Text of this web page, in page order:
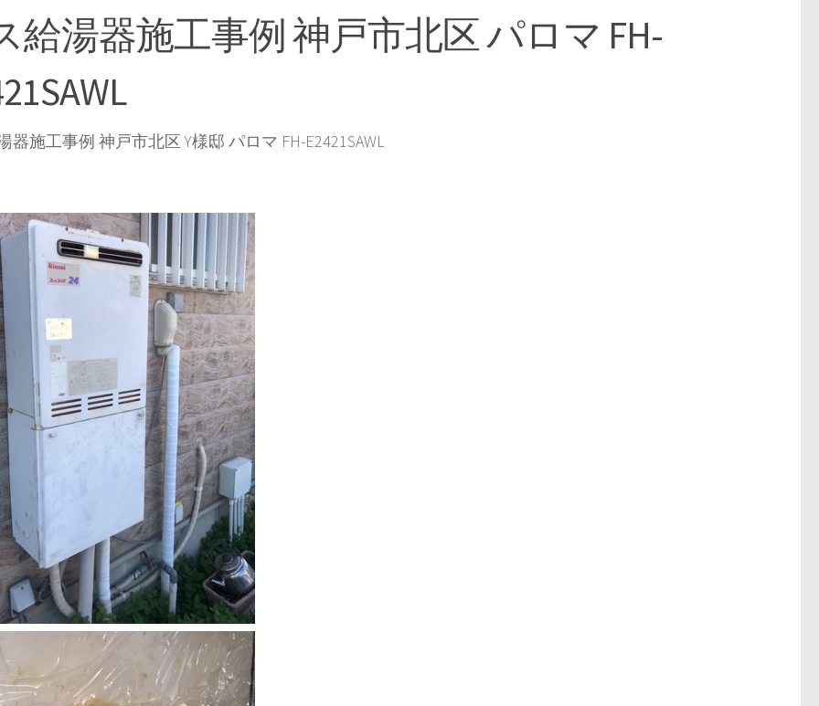
給湯器施工事例 神戸市北区 パロマ FH-
器施工事例 神戸市北区 Y様邸 パロマ FH-E2421SAWL